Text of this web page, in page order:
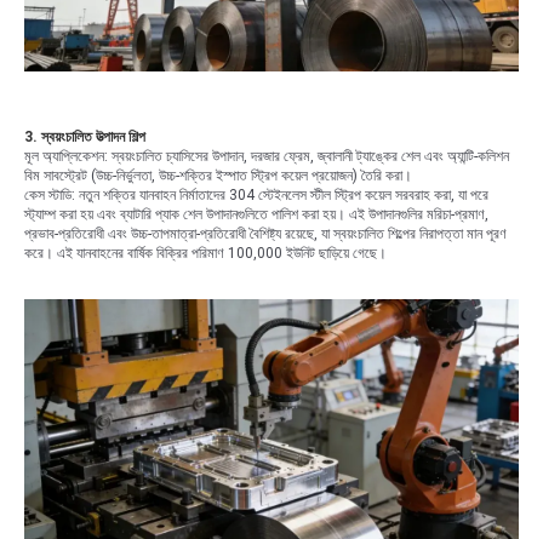
3. স্বয়ংচালিত উত্পাদন শিল্প
মূল অ্যাপ্লিকেশন: স্বয়ংচালিত চ্যাসিসের উপাদান, দরজার ফ্রেম, জ্বালানী ট্যাঙ্কের শেল এবং অ্যান্টি-কলিশন
বিম সাবস্ট্রেট (উচ্চ-নির্ভুলতা, উচ্চ-শক্তির ইস্পাত স্ট্রিপ কয়েল প্রয়োজন) তৈরি করা।
কেস স্টাডি: নতুন শক্তির যানবাহন নির্মাতাদের 304 স্টেইনলেস স্টীল স্ট্রিপ কয়েল সরবরাহ করা, যা পরে
স্ট্যাম্প করা হয় এবং ব্যাটারি প্যাক শেল উপাদানগুলিতে পালিশ করা হয়। এই উপাদানগুলির মরিচা-প্রমাণ,
প্রভাব-প্রতিরোধী এবং উচ্চ-তাপমাত্রা-প্রতিরোধী বৈশিষ্ট্য রয়েছে, যা স্বয়ংচালিত শিল্পের নিরাপত্তা মান পূরণ
করে। এই যানবাহনের বার্ষিক বিক্রির পরিমাণ 100,000 ইউনিট ছাড়িয়ে গেছে।